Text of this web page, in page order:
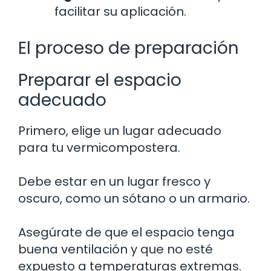
facilitar su aplicación.
El proceso de preparación
Preparar el espacio
adecuado
Primero, elige un lugar adecuado
para tu vermicompostera.
Debe estar en un lugar fresco y
oscuro, como un sótano o un armario.
Asegúrate de que el espacio tenga
buena ventilación y que no esté
expuesto a temperaturas extremas.